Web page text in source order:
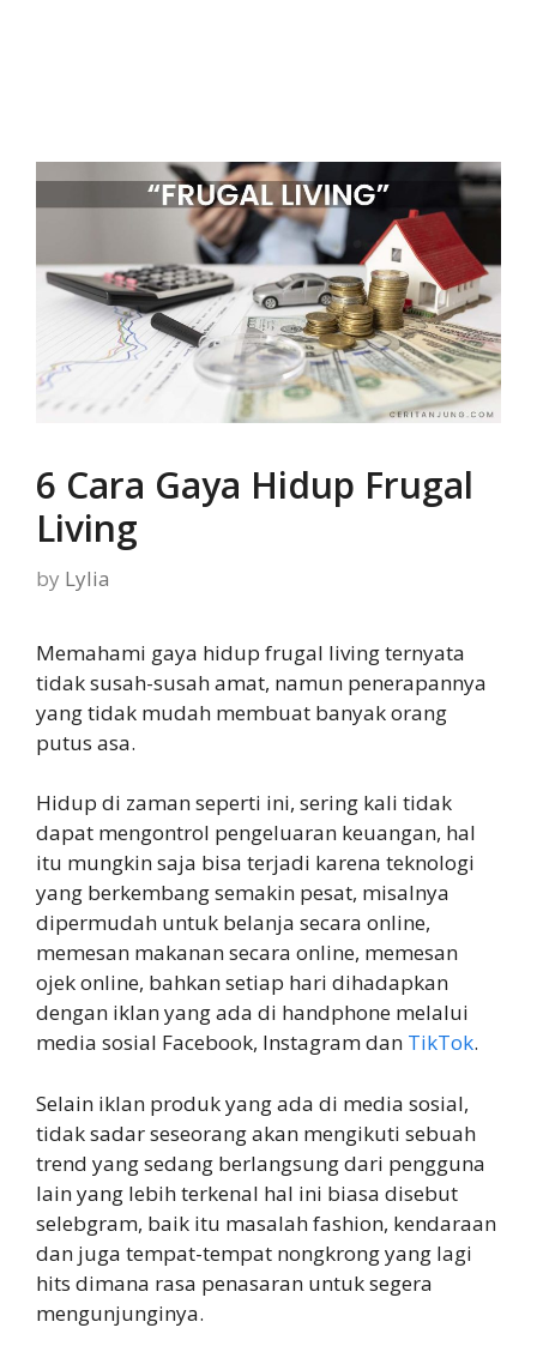
6 Cara Gaya Hidup Frugal
Living
by Lylia
Memahami gaya hidup frugal living ternyata
tidak susah-susah amat, namun penerapannya
yang tidak mudah membuat banyak orang
putus asa.
Hidup di zaman seperti ini, sering kali tidak
dapat mengontrol pengeluaran keuangan, hal
itu mungkin saja bisa terjadi karena teknologi
yang berkembang semakin pesat, misalnya
dipermudah untuk belanja secara online,
memesan makanan secara online, memesan
ojek online, bahkan setiap hari dihadapkan
dengan iklan yang ada di handphone melalui
media sosial Facebook, Instagram dan TikTok.
Selain iklan produk yang ada di media sosial,
tidak sadar seseorang akan mengikuti sebuah
trend yang sedang berlangsung dari pengguna
lain yang lebih terkenal hal ini biasa disebut
selebgram, baik itu masalah fashion, kendaraan
dan juga tempat-tempat nongkrong yang lagi
hits dimana rasa penasaran untuk segera
mengunjunginya.